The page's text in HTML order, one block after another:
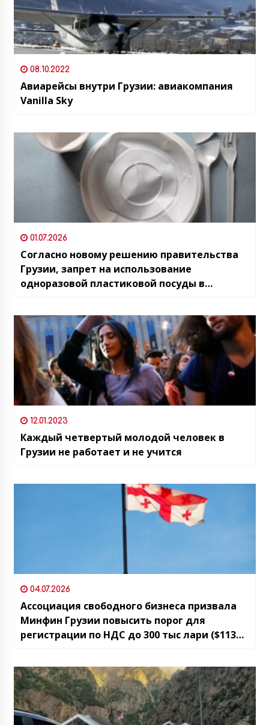
08.10.2022
Авиарейсы внутри Грузии: авиакомпания
Vanilla Sky
01.07.2026
Согласно новому решению правительства
Грузии, запрет на использование
одноразовой пластиковой посуды в
отложен до 2031 года
12.01.2023
Каждый четвертый молодой человек в
Грузии не работает и не учится
04.07.2026
Ассоциация свободного бизнеса призвала
Минфин Грузии повысить порог для
регистрации по НДС до 300 тыс лари ($113